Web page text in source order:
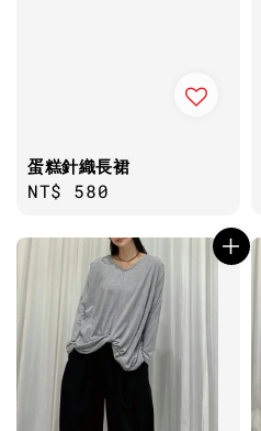
蛋糕針織長裙
Regular
NT$ 580